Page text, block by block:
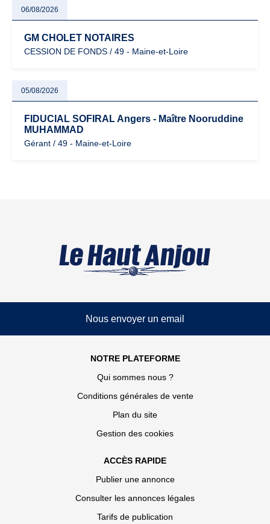
06/08/2026
GM CHOLET NOTAIRES
CESSION DE FONDS / 49 - Maine-et-Loire
05/08/2026
FIDUCIAL SOFIRAL Angers - Maître Nooruddine
MUHAMMAD
Gérant / 49 - Maine-et-Loire
Nous envoyer un email
NOTRE PLATEFORME
Qui sommes nous ?
Conditions générales de vente
Plan du site
Gestion des cookies
ACCÈS RAPIDE
Publier une annonce
Consulter les annonces légales
Tarifs de publication